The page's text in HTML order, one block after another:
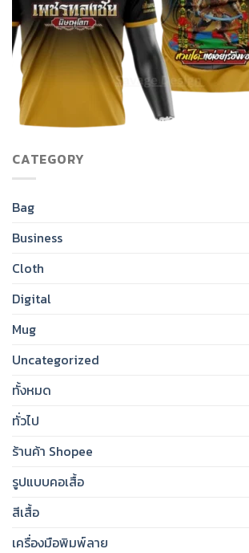
CATEGORY
Bag
Business
Cloth
Digital
Mug
Uncategorized
ทั้งหมด
ทั่วไป
ร้านค้า Shopee
รูปแบบคอเสื้อ
สีเสื้อ
เครื่องมือพิมพ์ลาย